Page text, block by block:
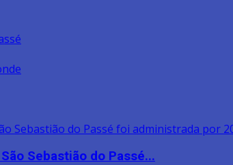
Sebastião do Passé...